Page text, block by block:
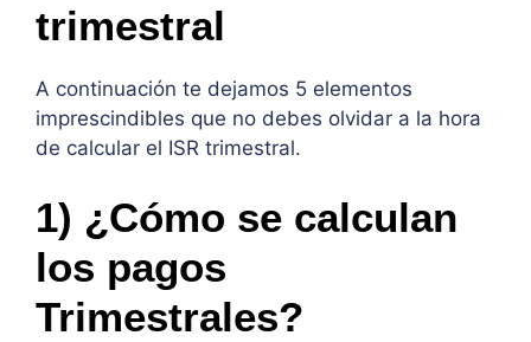
trimestral
A continuación te dejamos 5 elementos
imprescindibles que no debes olvidar a la hora
de calcular el ISR trimestral.
1) ¿Cómo se calculan
los pagos
Trimestrales?